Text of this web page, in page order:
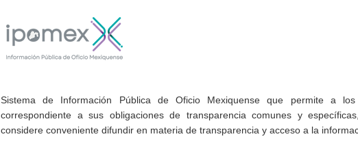
Sistema de Información Pública de Oficio Mexiquense que permite a
correspondiente a sus obligaciones de transparencia comunes y
considere conveniente difundir en materia de transparencia y acceso a la